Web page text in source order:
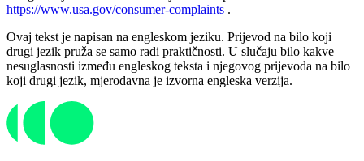
https://www.usa.gov/consumer-complaints .
Ovaj tekst je napisan na engleskom jeziku. Prijevod na bilo koji
drugi jezik pruža se samo radi praktičnosti. U slučaju bilo kakve
nesuglasnosti između engleskog teksta i njegovog prijevoda na bilo
koji drugi jezik, mjerodavna je izvorna engleska verzija.